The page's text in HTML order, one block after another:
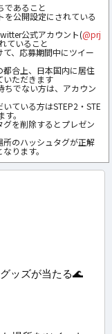
であること
公開設定にされている
公式アカウント(@prj
ていること
、応募期間中にツイー
合上、日本国内に居住
いただきます
でない方は、アカウン
ている方はSTEP2・STE
。
を削除するとプレゼン
のハッシュタグが正解
ります。
ッズが当たる🌊